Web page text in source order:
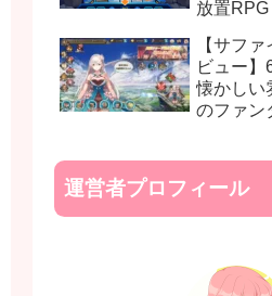
放置RPG
【サフ
ビュー】
懐かしい
のファン
運営者プロフィール